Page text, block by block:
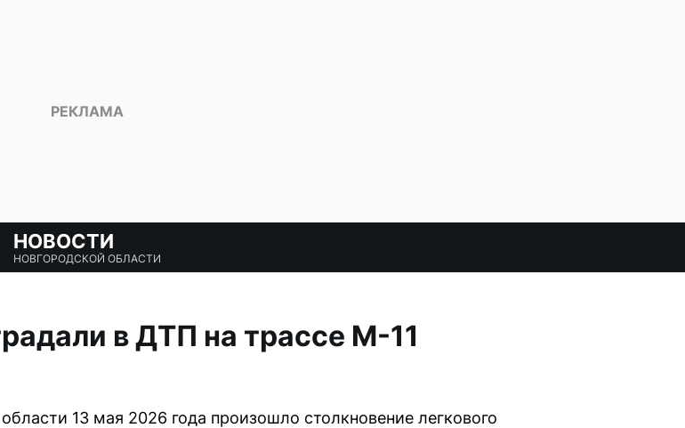
НОВОСТИ
НОВГОРОДСКОЙ ОБЛАСТИ
в ДТП на трассе М-11
13 мая 2026 года произошло столкновение легкового